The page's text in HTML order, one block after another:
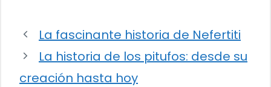
La fascinante historia de Nefertiti
La historia de los pitufos: desde su
creación hasta hoy